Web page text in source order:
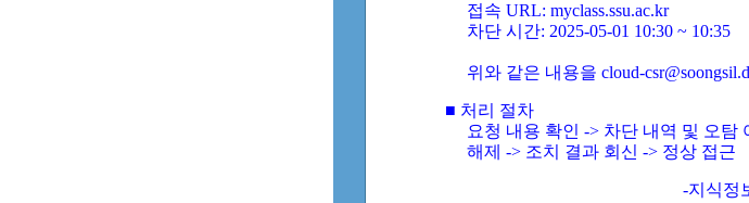
접속 URL: myclass.ssu.ac.kr
차단 시간: 2025-05-01 10:30 ~ 10:35
위와 같은 내용을 cloud-
■ 처리 절차
요청 내용 확인 -> 차단 내역 및 오
해제 -> 조치 결과 회신 -> 정상 접근
-지식정